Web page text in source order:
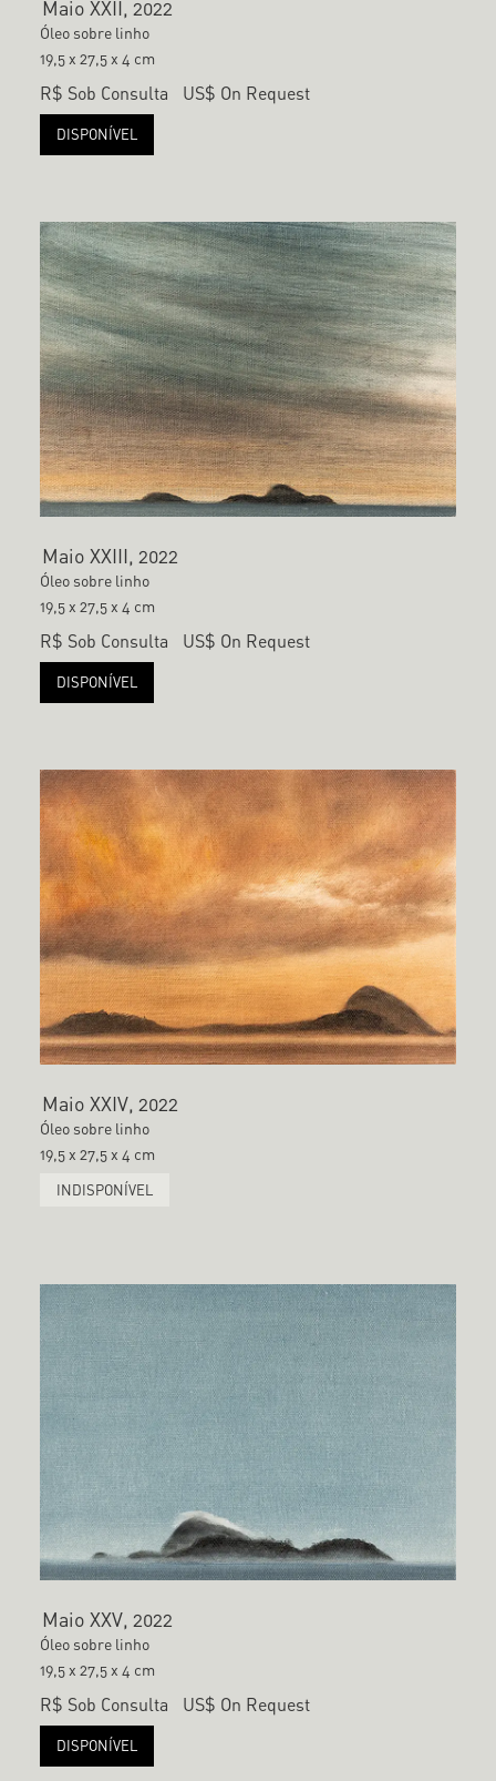
Maio XXII, 2022
Óleo sobre linho
19,5 x 27,5 x 4 cm
R$ Sob Consulta US$ On Request
DISPONÍVEL
Maio XXIII, 2022
Óleo sobre linho
19,5 x 27,5 x 4 cm
R$ Sob Consulta US$ On Request
DISPONÍVEL
Maio XXIV, 2022
Óleo sobre linho
19,5 x 27,5 x 4 cm
INDISPONÍVEL
Maio XXV, 2022
Óleo sobre linho
19,5 x 27,5 x 4 cm
R$ Sob Consulta US$ On Request
DISPONÍVEL